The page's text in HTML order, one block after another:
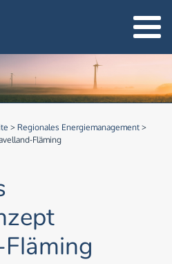
> Regionales Energiemanagement >
Fläming